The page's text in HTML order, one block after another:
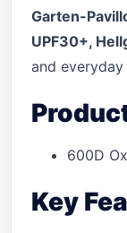
Garten-
UPF30+,
and everyday
600D
Key